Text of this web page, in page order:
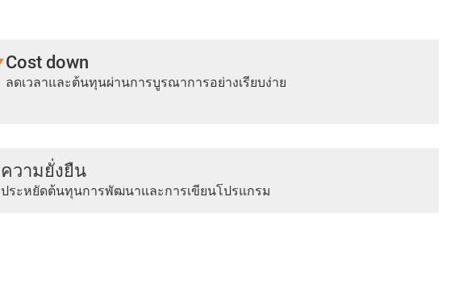
Cost down
ลดเวลาและต้นทุนผ่านการบูรณาการอย่างเรียบง่าย
ความยั่งยืน
ประหยัดต้นทุนการพัฒนาและการเขียนโปรแกรม